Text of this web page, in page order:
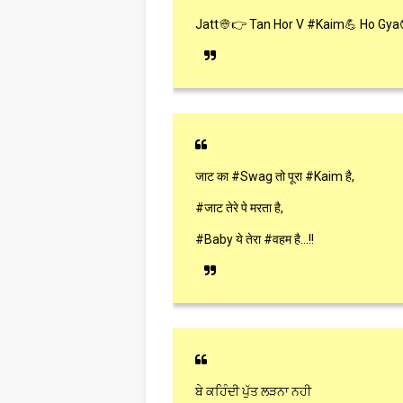
Jatt👳👉 Tan Hor V #Kaim💪 Ho
जाट का #Swag तो पूरा #Kaim है,
#जाट तेरे पे मरता है,
#Baby ये तेरा #वहम है...!!
ਬੇ ਕਹਿੰਦੀ ਪੁੱਤ ਲੜਨਾ ਨਹੀ